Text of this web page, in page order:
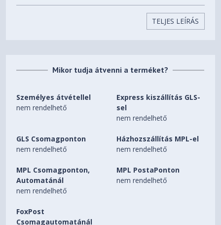
1TB SSD M.2 2242 PCIe®
4.0x4 NVMe®
slot
microSD Card Reader
Audio Chip
High Definition (HD) Audio,
Realtek® ALC3306 codec
Speakers
4 stereo speakers, 2W x2
(woofers), 2W x2 (tweeters),
TELJES LEÍRÁS
Mikor tudja átvenni a terméket?
Személyes átvétellel
nem rendelhető
Express kiszállítás GLS-
sel
nem rendelhető
GLS Csomagponton
nem rendelhető
Házhozszállítás MPL-el
nem rendelhető
MPL Csomagponton,
Automatánál
nem rendelhető
MPL PostaPonton
nem rendelhető
FoxPost
Csomagautomatánál